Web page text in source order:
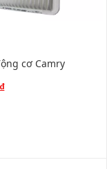
cơ Camry